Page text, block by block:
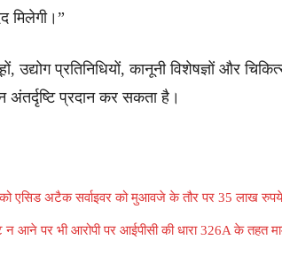
मिलेगी।”
प्रतिनिधियों, कानूनी विशेषज्ञों और
अंतर्दृष्टि प्रदान कर सकता है।
को एसिड अटैक सर्वाइवर को मुआवजे के तौर पर 35 लाख रुपये
न आने पर भी आरोपी पर आईपीसी की धारा 326A के तहत